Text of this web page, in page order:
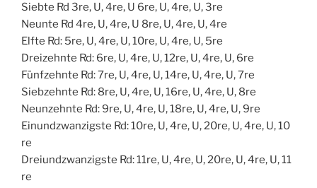
Siebte Rd 3re, U, 4re, U 6re, U, 4re, U, 3re
Neunte Rd 4re, U, 4re, U 8re, U, 4re, U, 4re
Elfte Rd: 5re, U, 4re, U, 10re, U, 4re, U, 5re
Dreizehnte Rd: 6re, U, 4re, U, 12re, U, 4re, U, 6re
Fünfzehnte Rd: 7re, U, 4re, U, 14re, U, 4re, U, 7re
Siebzehnte Rd: 8re, U, 4re, U, 16re, U, 4re, U, 8re
Neunzehnte Rd: 9re, U, 4re, U, 18re, U, 4re, U, 9re
Einundzwanzigste Rd: 10re, U, 4re, U, 20re, U, 4re, U, 10
re
Dreiundzwanzigste Rd: 11re, U, 4re, U, 20re, U, 4re, U, 11
re